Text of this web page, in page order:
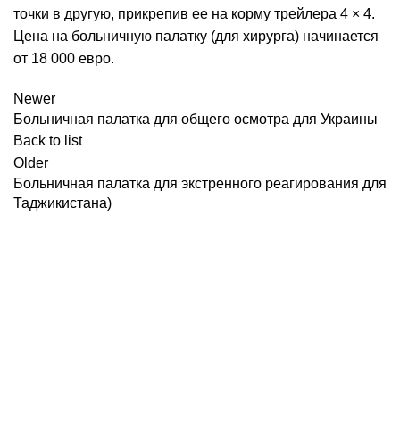
точки в другую, прикрепив ее на корму трейлера 4 × 4.
Цена на больничную палатку (для хирурга) начинается
от 18 000 евро.
Newer
Больничная палатка для общего осмотра для Украины
Back to list
Older
Больничная палатка для экстренного реагирования для
Таджикистана)